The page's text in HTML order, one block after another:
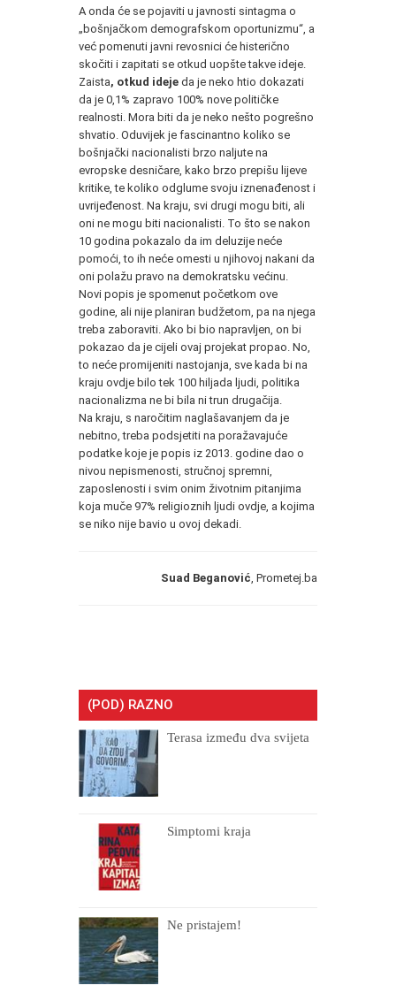
A onda će se pojaviti u javnosti sintagma o
„bošnjačkom demografskom oportunizmu“, a
već pomenuti javni revosnici će histerično
skočiti i zapitati se otkud uopšte takve ideje.
Zaista, otkud ideje da je neko htio dokazati
da je 0,1% zapravo 100% nove političke
realnosti. Mora biti da je neko nešto pogrešno
shvatio. Oduvijek je fascinantno koliko se
bošnjački nacionalisti brzo naljute na
evropske desničare, kako brzo prepišu lijeve
kritike, te koliko odglume svoju iznenađenost i
uvrijeđenost. Na kraju, svi drugi mogu biti, ali
oni ne mogu biti nacionalisti. To što se nakon
10 godina pokazalo da im deluzije neće
pomoći, to ih neće omesti u njihovoj nakani da
oni polažu pravo na demokratsku većinu.
Novi popis je spomenut početkom ove
godine, ali nije planiran budžetom, pa na njega
treba zaboraviti. Ako bi bio napravljen, on bi
pokazao da je cijeli ovaj projekat propao. No,
to neće promijeniti nastojanja, sve kada bi na
kraju ovdje bilo tek 100 hiljada ljudi, politika
nacionalizma ne bi bila ni trun drugačija.
Na kraju, s naročitim naglašavanjem da je
nebitno, treba podsjetiti na poražavajuće
podatke koje je popis iz 2013. godine dao o
nivou nepismenosti, stručnoj spremni,
zaposlenosti i svim onim životnim pitanjima
koja muče 97% religioznih ljudi ovdje, a kojima
se niko nije bavio u ovoj dekadi.
Suad Beganović , Prometej.ba
(POD) RAZNO
Terasa između dva svijeta
Simptomi kraja
Ne pristajem!